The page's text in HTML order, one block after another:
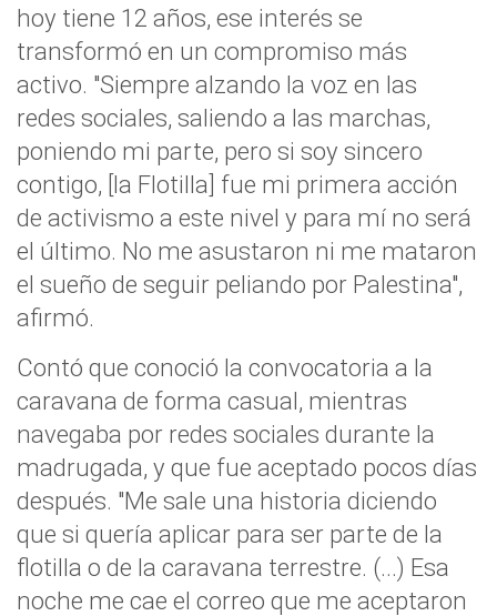
hoy tiene 12 años, ese interés se
transformó en un compromiso más
activo. "Siempre alzando la voz en las
redes sociales, saliendo a las marchas,
poniendo mi parte, pero si soy sincero
contigo, [la Flotilla] fue mi primera acción
de activismo a este nivel y para mí no será
el último. No me asustaron ni me mataron
el sueño de seguir peliando por Palestina",
afirmó.
Contó que conoció la convocatoria a la
caravana de forma casual, mientras
navegaba por redes sociales durante la
madrugada, y que fue aceptado pocos días
después. "Me sale una historia diciendo
que si quería aplicar para ser parte de la
flotilla o de la caravana terrestre. (...) Esa
noche me cae el correo que me aceptaron